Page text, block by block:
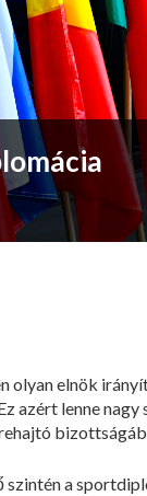
elnök
azért lenne
a